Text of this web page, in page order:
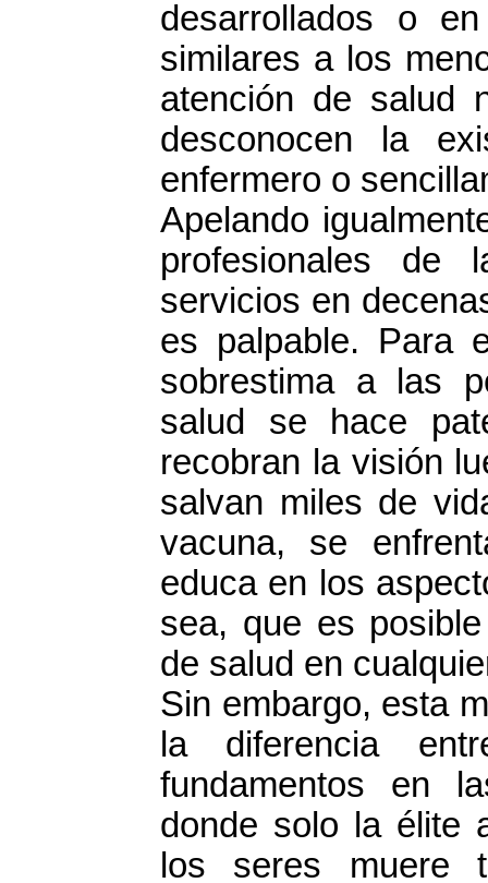
desarrollados o
similares a los
atención de salud
desconocen la
enfermero o
Apelando
profesionales de
servicios en
es palpable. Para
sobrestima a las
salud se hace
recobran la visión
salvan miles de
vacuna, se
educa en los
sea, que es
de salud en
Sin embargo, esta
la diferencia
fundamentos en
donde solo la élite
los seres muere